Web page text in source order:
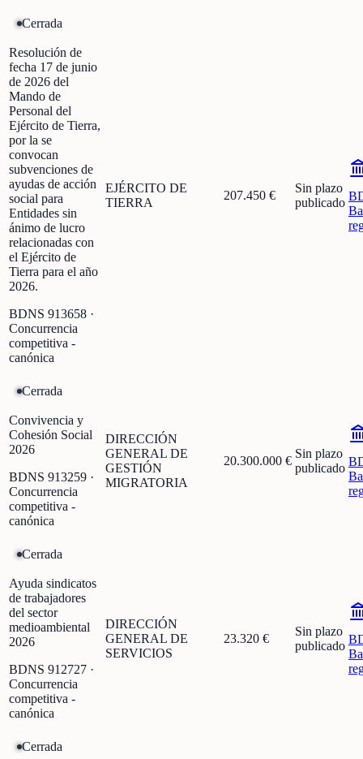
Cerrada
Resolución de
fecha 17 de junio
de 2026 del
Mando de
Personal del
Ejército de Tierra,
por la se
convocan
subvenciones de
ayudas de acción
social para
Entidades sin
ánimo de lucro
relacionadas con
el Ejército de
Tierra para el año
2026.
BDNS 913658 ·
Concurrencia
competitiva -
canónica
EJÉRCITO DE
TIERRA
207.450 €
Sin plazo
publicado
Cerrada
Convivencia y
Cohesión Social
2026
BDNS 913259 ·
Concurrencia
competitiva -
canónica
DIRECCIÓN
GENERAL DE
GESTIÓN
MIGRATORIA
20.300.000 €
Sin plazo
publicado
Cerrada
Ayuda sindicatos
de trabajadores
del sector
medioambiental
2026
BDNS 912727 ·
Concurrencia
competitiva -
canónica
DIRECCIÓN
GENERAL DE
SERVICIOS
23.320 €
Sin plazo
publicado
Cerrada